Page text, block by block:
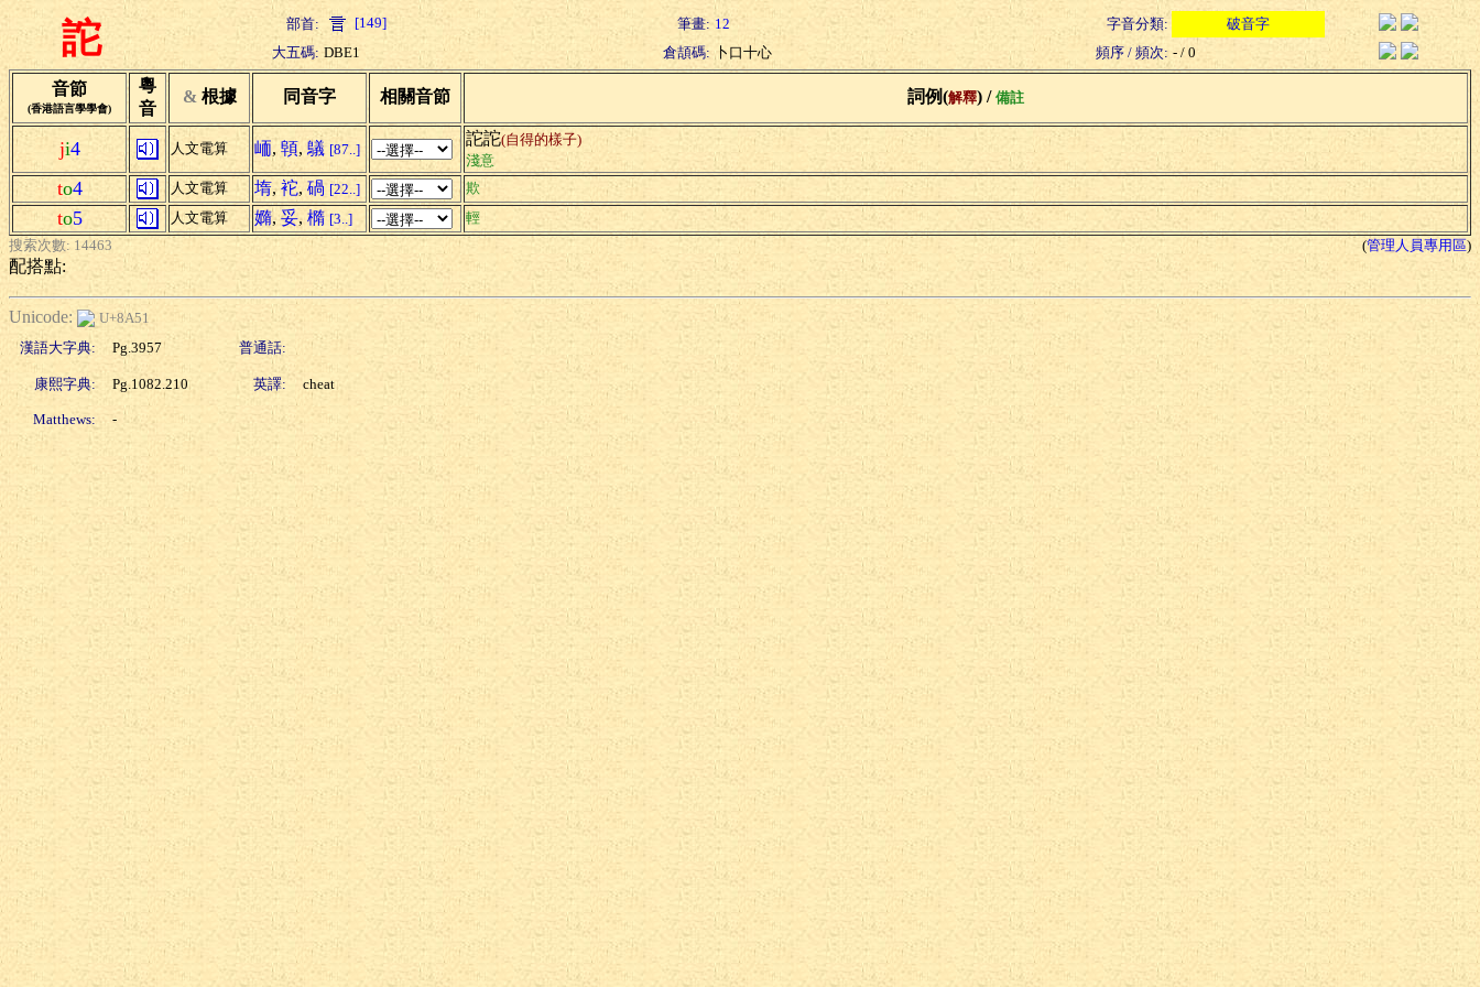
詑 部首: [149] 筆畫: 12 字音分類:
破音字
大五碼: DBE1 倉頡碼: 卜口十心 頻序 / 頻次: - / 0
音節
(香港語言學學會)
粵
音
& 根據 同音字 相關音節 詞例(解釋) / 備註
ji4 人文電算 峏, 顊, 鸃 [87..]
詑詑(自得的樣子)
淺意
to4 人文電算 堶, 袉, 碢 [22..] 欺
to5 人文電算 嫷, 妥, 橢 [3..]
輕
搜索次數: 14463
(管理人員專用區)
配搭點:
Unicode:
U+8A51
漢語大字典:
Pg.3957 普通話:
康熙字典: Pg.1082.210 英譯: cheat
Matthews: -